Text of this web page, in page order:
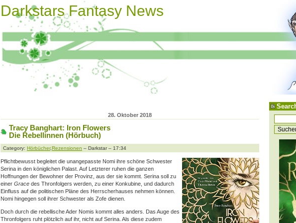
Darkstars Fantasy News
28. Oktober 2018
Tracy Banghart: Iron Flowers
Die Rebellinnen (Hörbuch)
Category: Hörbücher,Rezensionen – Darkstar – 17:34
Pflichtbewusst begleitet die unangepasste Nomi ihre schöne Schwester
Serina in den königlichen Palast. Auf Letzterer ruhen die ganzen
Hoffnungen der Bewohner der Provinz, aus der sie kommt. Serina soll zu
einer Grace des Thronfolgers werden, zu einer Konkubine, und dadurch
Einfluss auf die politischen Pläne des Herrscherhauses nehmen können.
Nomi hingegen soll ihrer Schwester als Zofe dienen.
Doch durch die rebellische Ader Nomis kommt alles anders. Das Auge des
Thronfolgers ruht plötzlich auf ihr, nicht auf Serina. Als diese zudem